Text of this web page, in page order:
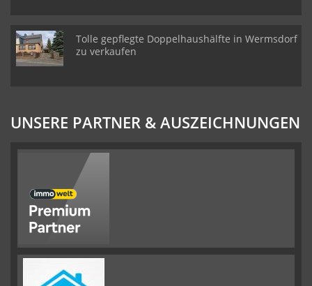
Tolle gepflegte Doppelhaushälfte in Wermsdorf
zu verkaufen
UNSERE PARTNER & AUSZEICHNUNGEN